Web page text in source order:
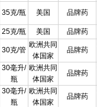
35克/瓶 美国 品牌药
25克/瓶 美国 品牌药
30克/管
欧洲共同
体国家
品牌药
30毫升/
瓶
欧洲共同
体国家
品牌药
30毫升/
瓶
欧洲共同
体国家
品牌药